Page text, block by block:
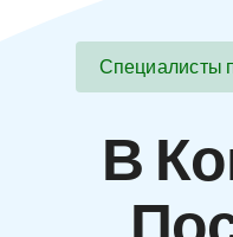
Специалисты
В